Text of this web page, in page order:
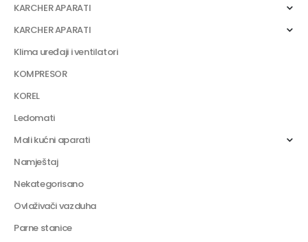
KARCHER APARATI
KARCHER APARATI
Klima uređaji i ventilatori
KOMPRESOR
KOREL
Ledomati
Mali kućni aparati
Namještaj
Nekategorisano
Ovlaživači vazduha
Parne stanice